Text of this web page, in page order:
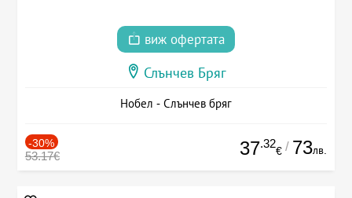
виж офертата
Слънчев Бряг
Нобел - Слънчев бряг
-30%
53.17€ 37.32
€ / 73лв.